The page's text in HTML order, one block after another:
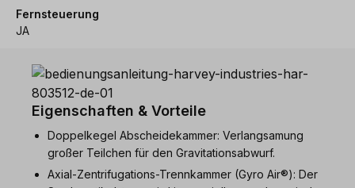
Fernsteuerung
JA
Eigenschaften & Vorteile
Doppelkegel Abscheidekammer: Verlangsamung
großer Teilchen für den Gravitationsabwurf.
Axial-Zentrifugations-Trennkammer (Gyro Air®): Der